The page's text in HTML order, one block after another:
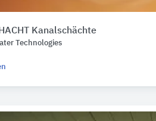
Kanalschächte
Technologies